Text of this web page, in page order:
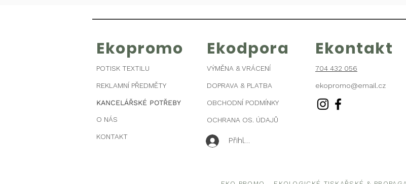
Ekopromo
POTISK TEXTILU
REKLAMNÍ PŘEDMĚTY
KANCELÁŘSKÉ POTŘEBY
O NÁS
KONTAKT
Ekodpora
VÝMĚNA & VRÁCENÍ
DOPRAVA & PLATBA
OBCHODNÍ PODMÍNKY
OCHRANA OS. ÚDAJŮ
Přihlásit se
Ekontakt
704 432 056
ekopromo@email.cz